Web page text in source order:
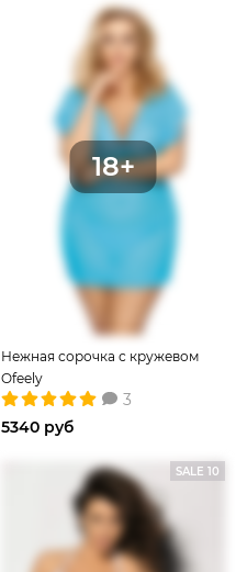
Нежная сорочка с кружевом
Ofeely
3
5340 руб
SALE 10